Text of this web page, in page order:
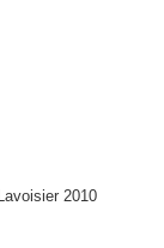
2010